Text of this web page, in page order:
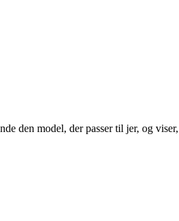
den model, der passer til jer, og